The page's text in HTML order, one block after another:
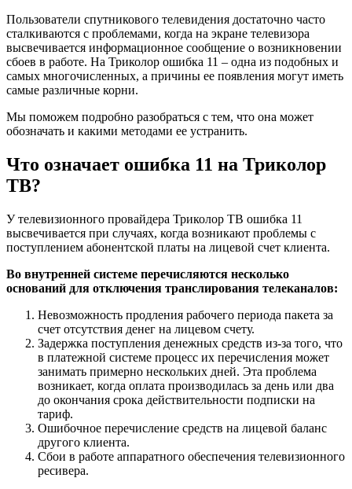
Пользователи спутникового телевидения достаточно часто
сталкиваются с проблемами, когда на экране телевизора
высвечивается информационное сообщение о возникновении
сбоев в работе. На Триколор ошибка 11 – одна из подобных и
самых многочисленных, а причины ее появления могут иметь
самые различные корни.
Мы поможем подробно разобраться с тем, что она может
обозначать и какими методами ее устранить.
Что означает ошибка 11 на Триколор
ТВ?
У телевизионного провайдера Триколор ТВ ошибка 11
высвечивается при случаях, когда возникают проблемы с
поступлением абонентской платы на лицевой счет клиента.
Во внутренней системе перечисляются несколько
оснований для отключения транслирования телеканалов:
Невозможность продления рабочего периода пакета за
счет отсутствия денег на лицевом счету.
Задержка поступления денежных средств из-за того, что
в платежной системе процесс их перечисления может
занимать примерно нескольких дней. Эта проблема
возникает, когда оплата производилась за день или два
до окончания срока действительности подписки на
тариф.
Ошибочное перечисление средств на лицевой баланс
другого клиента.
Сбои в работе аппаратного обеспечения телевизионного
ресивера.